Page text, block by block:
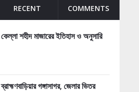
RECENT COMMENTS
কেল্লা শহীদ মাজারের ইতিহাস ও অনুসারি
ব্রাহ্মণবাড়িয়ার গঙ্গাসাগর, জেলার ভিতর